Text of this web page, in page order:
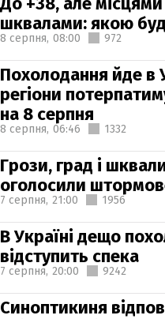
шквалами: якою
8 серпня, 08:00 972
Похолодання йде в
регіони
на 8 серпня
8 серпня, 06:46 1332
Грози, град і
оголосили
7 серпня, 21:00 1956
В Україні дещо
відступить спека
7 серпня, 20:00 9242
Синоптикиня